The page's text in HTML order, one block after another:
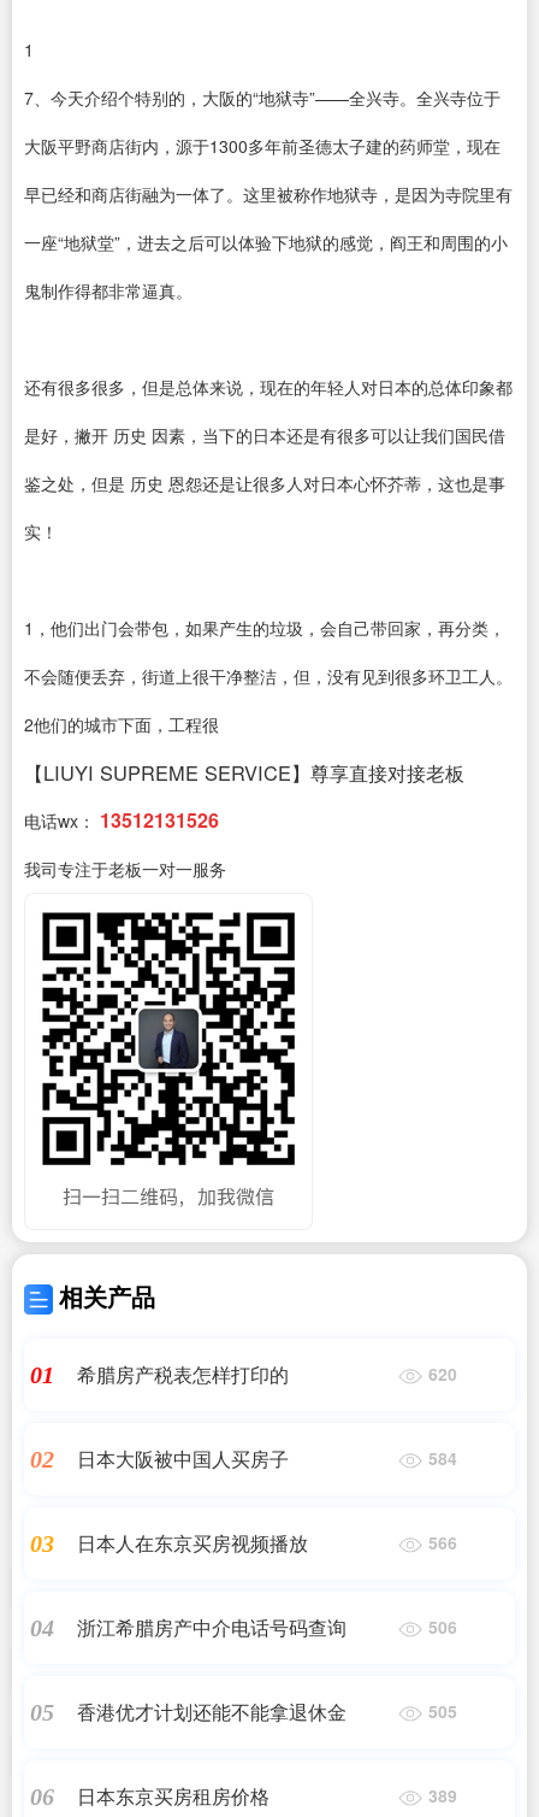
1
7、今天介绍个特别的，大阪的“地狱寺”——全兴寺。全兴寺位于
大阪平野商店街内，源于1300多年前圣德太子建的药师堂，现在
早已经和商店街融为一体了。这里被称作地狱寺，是因为寺院里有
一座“地狱堂”，进去之后可以体验下地狱的感觉，阎王和周围的小
鬼制作得都非常逼真。
还有很多很多，但是总体来说，现在的年轻人对日本的总体印象都
是好，撇开 历史 因素，当下的日本还是有很多可以让我们国民借
鉴之处，但是 历史 恩怨还是让很多人对日本心怀芥蒂，这也是事
实！
1，他们出门会带包，如果产生的垃圾，会自己带回家，再分类，
不会随便丢弃，街道上很干净整洁，但，没有见到很多环卫工人。
2他们的城市下面，工程很
【LIUYI SUPREME SERVICE】尊享直接对接老板
电话wx： 13512131526
我司专注于老板一对一服务
相关产品
01 希腊房产税表怎样打印的 620
02 日本大阪被中国人买房子 584
03 日本人在东京买房视频播放 566
04 浙江希腊房产中介电话号码查询 506
05 香港优才计划还能不能拿退休金 505
06 日本东京买房租房价格 389